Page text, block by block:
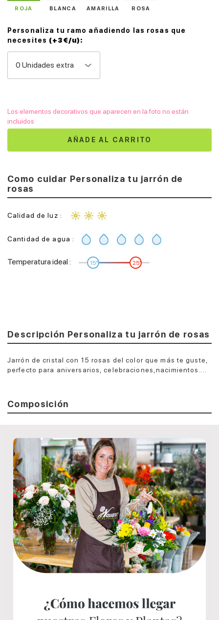
ROJA BLANCA AMARILLA ROSA
Personaliza tu ramo añadiendo las rosas que
necesites (+3€/u):
Los elementos decorativos que aparecen en la foto no están
incluidos
AÑADE AL CARRITO
Como cuidar Personaliza tu jarrón de
rosas
Calidad de luz :
Cantidad de agua :
Temperatura ideal : 15° 25°
Descripción Personaliza tu jarrón de rosas
Jarrón de cristal con 15 rosas del color que más te guste,
perfecto para aniversarios, celebraciones,nacimientos....
Composición